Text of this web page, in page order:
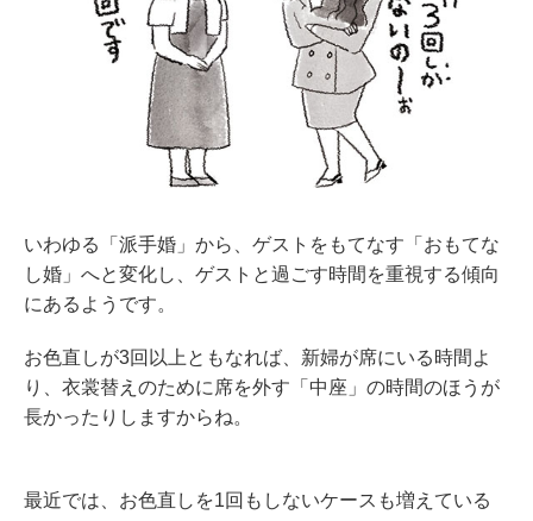
いわゆる「派手婚」から、ゲストをもてなす「おもてな
し婚」へと変化し、ゲストと過ごす時間を重視する傾向
にあるようです。
お色直しが3回以上ともなれば、新婦が席にいる時間よ
り、衣裳替えのために席を外す「中座」の時間のほうが
長かったりしますからね。
最近では、お色直しを1回もしないケースも増えている